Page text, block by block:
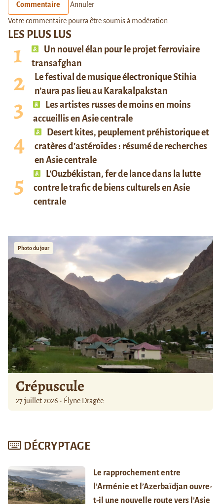
LES PLUS LUS
Un nouvel élan pour le projet ferroviaire
transafghan
Le festival de musique électronique Stihia
n’aura pas lieu au Karakalpakstan
Les artistes russes de moins en moins
accueillis en Asie centrale
Desert kites, peuplement préhistorique et
cratères d’astéroïdes : résumé de recherches
en Asie centrale
L’Ouzbékistan, fer de lance dans la lutte
contre le trafic de biens culturels en Asie
centrale
Photo du jour
Crépuscule
27 juillet 2026 - Élyne Dragée
DÉCRYPTAGE
Le rapprochement entre
l’Arménie et l’Azerbaïdjan ouvre-
t-il une nouvelle route vers l’Asie
Commentaire Annuler
Votre commentaire pourra être soumis à modération.